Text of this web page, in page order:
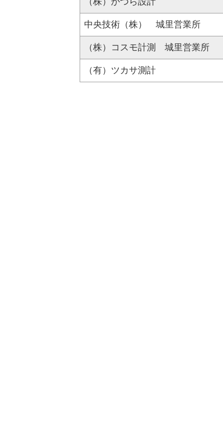
中央技術（株） 城里営業所
（株）コスモ計測 城里営業所
（有）ツカサ測計